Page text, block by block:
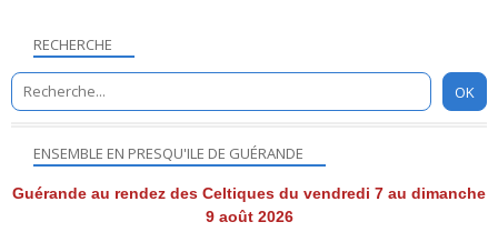
RECHERCHE
ENSEMBLE EN PRESQU'ILE DE GUÉRANDE
Guérande au rendez des Celtiques du vendredi 7 au dimanche
9 août 2026